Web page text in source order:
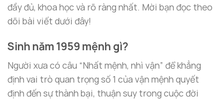
đầy đủ, khoa học và rõ ràng nhất. Mời bạn đọc theo
dõi bài viết dưới đây!
Sinh năm 1959 mệnh gì?
Người xưa có câu “Nhất mệnh, nhì vận” để khẳng
định vai trò quan trọng số 1 của vận mệnh quyết
định đến sự thành bại, thuận suy trong cuộc đời